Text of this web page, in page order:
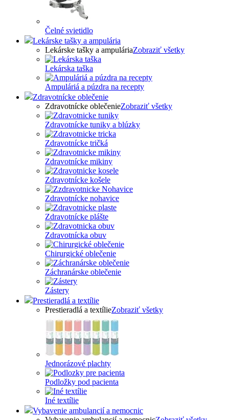
Čelné svietidlo
Lekárske tašky a ampulária
Lekárske tašky a ampuláriaZobraziť všetky
Lekárska taška
Ampuláriá a púzdra na recepty
Zdravotnícke oblečenie
Zdravotnícke oblečenieZobraziť všetky
Zdravotnícke tuniky a blúzky
Zdravotnícke tričká
Zdravotnícke mikiny
Zdravotnícke košele
Zdravotnícke nohavice
Zdravotnícke plášte
Zdravotnícka obuv
Chirurgické oblečenie
Záchranárske oblečenie
Zástery
Prestieradlá a textílie
Prestieradlá a textílieZobraziť všetky
Jednorázové plachty
Podložky pod pacienta
Iné textílie
Vybavenie ambulancií a nemocnic